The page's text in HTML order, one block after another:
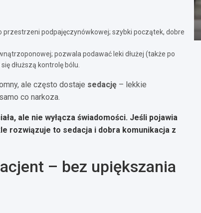
podpajęczynówkowej; szybki początek, dobre
pozwala podawać leki dłużej (także po
dłuższą kontrolę bólu.
ale często dostaje sedację – lekkie
co narkoza.
ale nie wyłącza świadomości. Jeśli pojawia
rozwiązuje to sedacja i dobra komunikacja z
– bez upiększania